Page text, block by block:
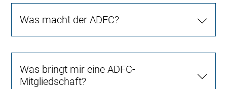
Was macht der ADFC?
Was bringt mir eine ADFC-
Mitgliedschaft?